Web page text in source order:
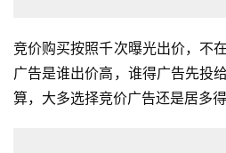
竞价购买按照千次曝光出价，不
广告是谁出价高，谁得广告先投
算，大多选择竞价广告还是居多得